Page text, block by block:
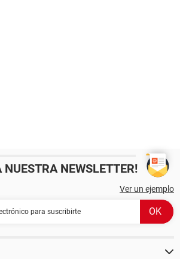
NUESTRA NEWSLETTER!
Ver un ejemplo